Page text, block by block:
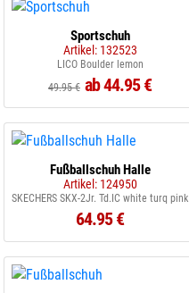
Sportschuh
Artikel: 132523
LICO Boulder lemon
49.95 € ab 44.95 €
Fußballschuh Halle
Artikel: 124950
SKECHERS SKX-2Jr. Td.IC white turq pink
64.95 €